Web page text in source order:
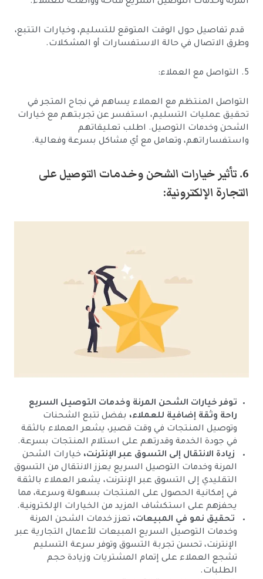
قدم تفاصيل حول الوقت المتوقع للتسليم، وخيارات التتبع،
وطرق الاتصال في حالة الاستفسارات أو المشكلات.
5. التواصل مع العملاء:
التواصل المنتظم مع العملاء يساهم في نجاح المتجر في
تحقيق عمليات التسليم، استفسر عن تجربتهم مع خيارات
الشحن وخدمات التوصيل. اطلب تعليقاتهم
واستفساراتهم، وتعامل مع أي مشاكل بسرعة وفعالية.
6. تأثير خيارات الشحن وخدمات التوصيل على
التجارة الإلكترونية:
توفر خيارات الشحن المرنة وخدمات التوصيل السريع
راحة وثقة إضافية للعملاء، بفضل تتبع الشحنات
وتوصيل المنتجات في وقت قصير، يشعر العملاء بالثقة
في جودة الخدمة وقدرتهم على استلام المنتجات بسرعة.
زيادة الانتقال إلى التسوق عبر الإنترنت، خيارات الشحن
المرنة وخدمات التوصيل السريع يعزز الانتقال من التسوق
التقليدي إلى التسوق عبر الإنترنت، يشعر العملاء بالثقة
في إمكانية الحصول على المنتجات بسهولة وسرعة، مما
يحفزهم على استكشاف المزيد من الخيارات الإلكترونية.
تحقيق نمو في المبيعات، تعزز خدمات الشحن المرنة
وخدمات التوصيل السريع المبيعات للأعمال التجارية عبر
الإنترنت، تحسن تجربة التسوق وتوفر سرعة التسليم
تشجع العملاء على إتمام المشتريات وزيادة حجم
الطلبات.